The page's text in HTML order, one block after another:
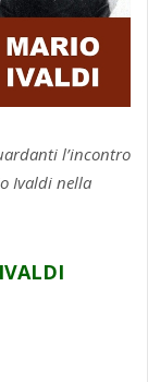
l’incontro
Ivaldi nella